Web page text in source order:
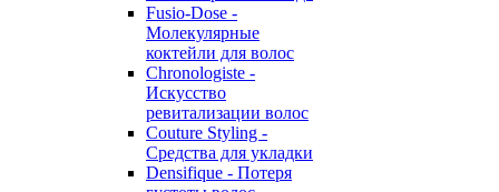
Fusio-Dose -
Молекулярные
коктейли для волос
Chronologiste -
Искусство
ревитализации волос
Couture Styling -
Средства для укладки
Densifique - Потеря